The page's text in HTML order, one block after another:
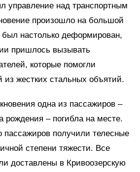
управление над транспортным
произошло на большой
был настолько деформирован,
пришлось вызывать
которые помогли
жестких стальных объятий.
одна из пассажиров –
рождения – погибла на месте.
пассажиров получили телесные
степени тяжести. Все
доставлены в Кривоозерскую